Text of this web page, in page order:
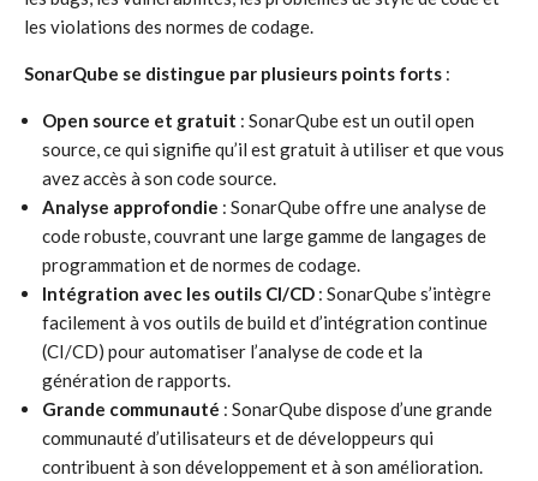
les violations des normes de codage.
SonarQube se distingue par plusieurs points forts :
Open source et gratuit : SonarQube est un outil open
source, ce qui signifie qu’il est gratuit à utiliser et que vous
avez accès à son code source.
Analyse approfondie : SonarQube offre une analyse de
code robuste, couvrant une large gamme de langages de
programmation et de normes de codage.
Intégration avec les outils CI/CD : SonarQube s’intègre
facilement à vos outils de build et d’intégration continue
(CI/CD) pour automatiser l’analyse de code et la
génération de rapports.
Grande communauté : SonarQube dispose d’une grande
communauté d’utilisateurs et de développeurs qui
contribuent à son développement et à son amélioration.